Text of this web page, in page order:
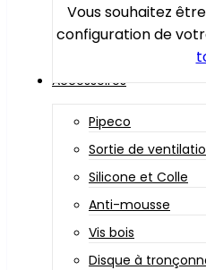
Vous souhaitez
configuration de
Accessoires
Pipeco
Sortie de
Silicone et Colle
Anti-mousse
Vis bois
Disque à